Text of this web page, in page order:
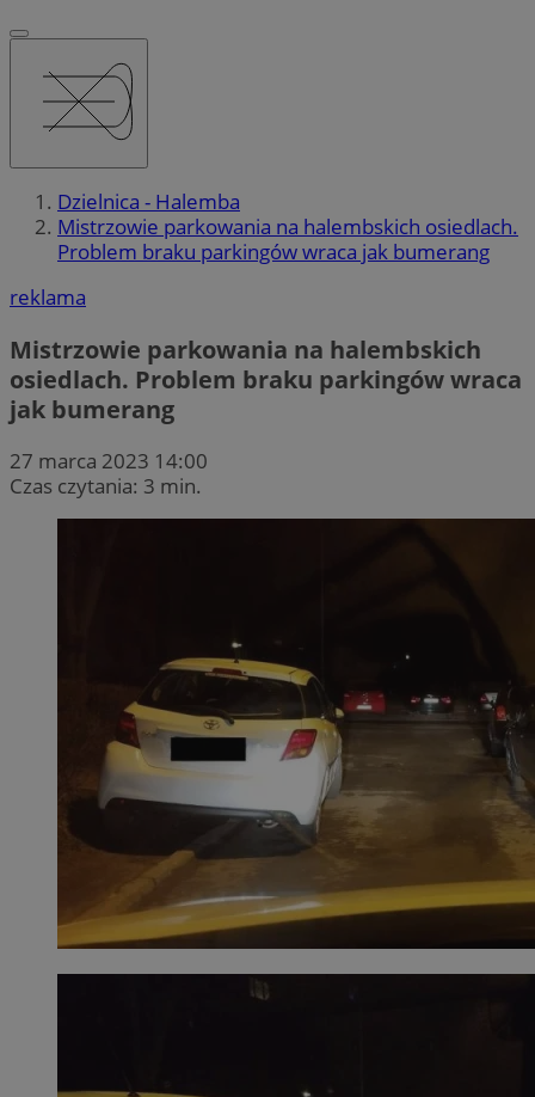
Dzielnica - Halemba
Mistrzowie parkowania na halembskich osiedlach.
Problem braku parkingów wraca jak bumerang
reklama
Mistrzowie parkowania na halembskich
osiedlach. Problem braku parkingów wraca
jak bumerang
27 marca 2023 14:00
Czas czytania: 3 min.